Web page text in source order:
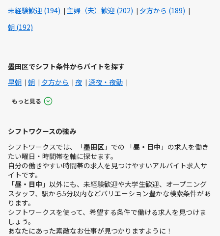
未経験歓迎 (194)
主婦（夫）歓迎 (202)
夕方から (189)
朝 (192)
墨田区でシフト条件からバイトを探す
早朝
朝 夕方から 夜 深夜・夜勤
もっと見る
シフトワクースの強み
シフトワークスでは、「墨田区 」での 「昼・日中 」の求人を働き
たい曜日・時間帯を軸に探せます。
自分の働きやすい時間帯の求人を見つけやすいアルバイト求人サ
イトです。
「昼・日中 」以外にも、未経験歓迎や大学生歓迎、オープニング
スタッフ、駅から5分以内などバリエーション豊かな検索条件があ
ります。
シフトワークスを使って、希望する条件で働ける求人を見つけま
しょう。
あなたにあった素敵なお仕事が見つかりますように！